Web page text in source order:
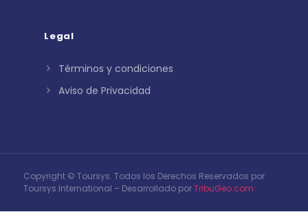
Legal
Términos y condiciones
Aviso de Privacidad
Copyright © Toursys. Todos los Derechos Reservados por
Toursys International – Desarrollado porTribuGeo.com